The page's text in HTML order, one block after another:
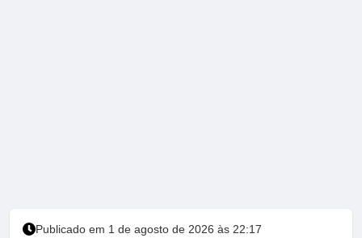
Publicado em 1 de agosto de 2026 às 22:17